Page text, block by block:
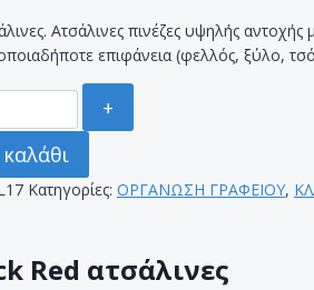
Ατσάλινες πινέζες υψηλής
επιφάνεια (φελλός, ξύλο,
Κατηγορίες: ΟΡΓΑΝΩΣΗ ΓΡΑΦΕΙΟΥ,
Red ατσάλινες